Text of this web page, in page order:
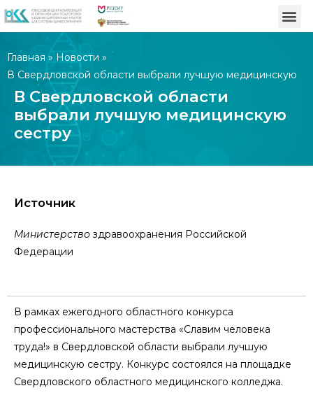
Главная » Новости »
В Свердловской области выбрали лучшую медицинскую
сестру
В Свердловской области
выбрали лучшую медицинскую
сестру
Источник
Министерство здравоохранения Российской
Федерации
В рамках ежегодного областного конкурса
профессионального мастерства «Славим человека
труда!» в Свердловской области выбрали лучшую
медицинскую сестру. Конкурс состоялся на площадке
Свердловского областного медицинского колледжа.